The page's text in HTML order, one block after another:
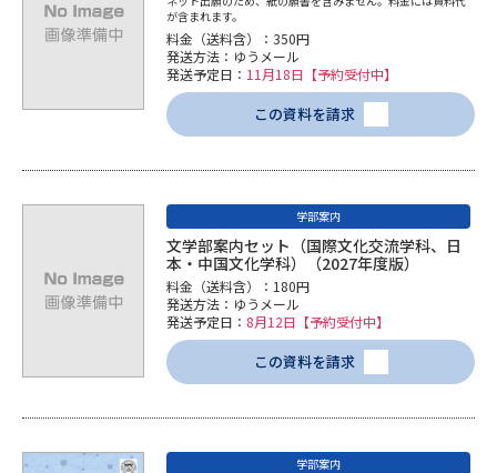
併願校選び 受験スケジュールを立てよう
テレメール全国一斉進学調査
学問発見 学問検索
大学で学びたい学問発見
学問のミニ講義「夢ナビ講義」 学問分野解説
学問の教科書 夢ナビライブ
が含まれます。
料金（送料含）：350円
発送方法：ゆうメール
発送予定日： 11月18日【予約受付中】
この資料を請求
学部案内
文学部案内セット（国際文化交流学科、日
本・中国文化学科）（2027年度版）
料金（送料含）：180円
発送方法：ゆうメール
発送予定日： 8月12日【予約受付中】
この資料を請求
学部案内